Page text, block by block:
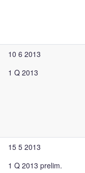
10 6 2013
1 Q 2013
15 5 2013
1 Q 2013 prelim.